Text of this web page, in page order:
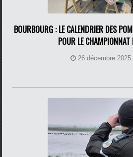
BOURBOURG : LE CALENDRIER DES
POUR LE CHAMPIONNAT
26 décembre 2025